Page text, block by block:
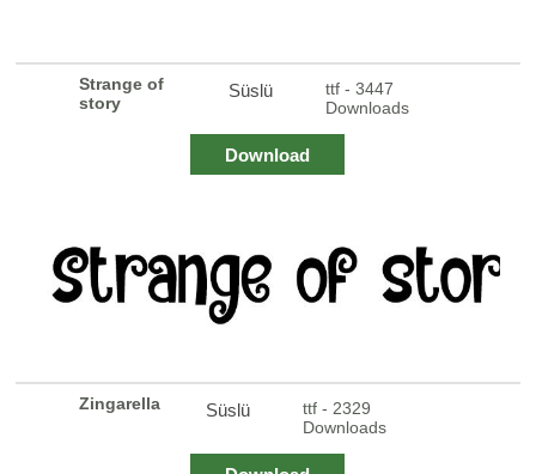
Strange of
story
Süslü
ttf - 3447
Downloads
Download
Zingarella Süslü
ttf - 2329
Downloads